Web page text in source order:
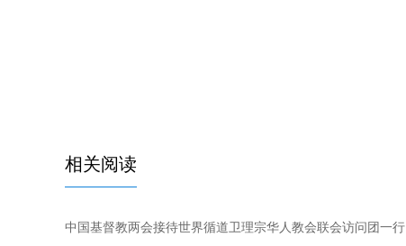
相关阅读
中国基督教两会接待世界循道卫理宗华人教会联会访问团一行